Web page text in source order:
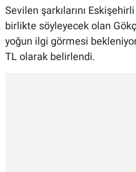
Sevilen şarkılarını
birlikte söyleyecek olan
yoğun ilgi görmesi
TL olarak belirlendi.